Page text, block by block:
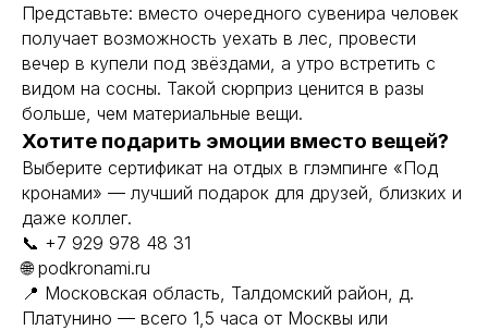
Представьте: вместо очередного сувенира человек
получает возможность уехать в лес, провести
вечер в купели под звёздами, а утро встретить с
видом на сосны. Такой сюрприз ценится в разы
больше, чем материальные вещи.
Хотите подарить эмоции вместо вещей?
Выберите сертификат на отдых в глэмпинге «Под
кронами» — лучший подарок для друзей, близких и
даже коллег.
📞 +7 929 978 48 31
🌐 podkronami.ru
📍 Московская область, Талдомский район, д.
Платунино — всего 1,5 часа от Москвы или